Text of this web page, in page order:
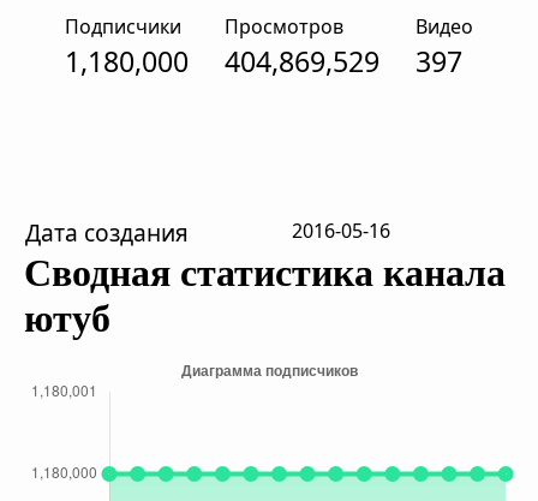
Подписчики
1,180,000
Просмотров
404,869,529
Видео
397
Дата создания 2016-05-16
Сводная статистика канала
ютуб